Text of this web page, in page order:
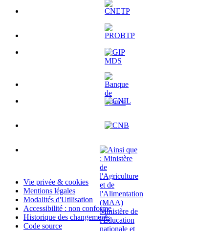
Vie privée & cookies
Mentions légales
Modalités d'Utilisation
Accessibilité : non conforme
Historique des changements
Code source